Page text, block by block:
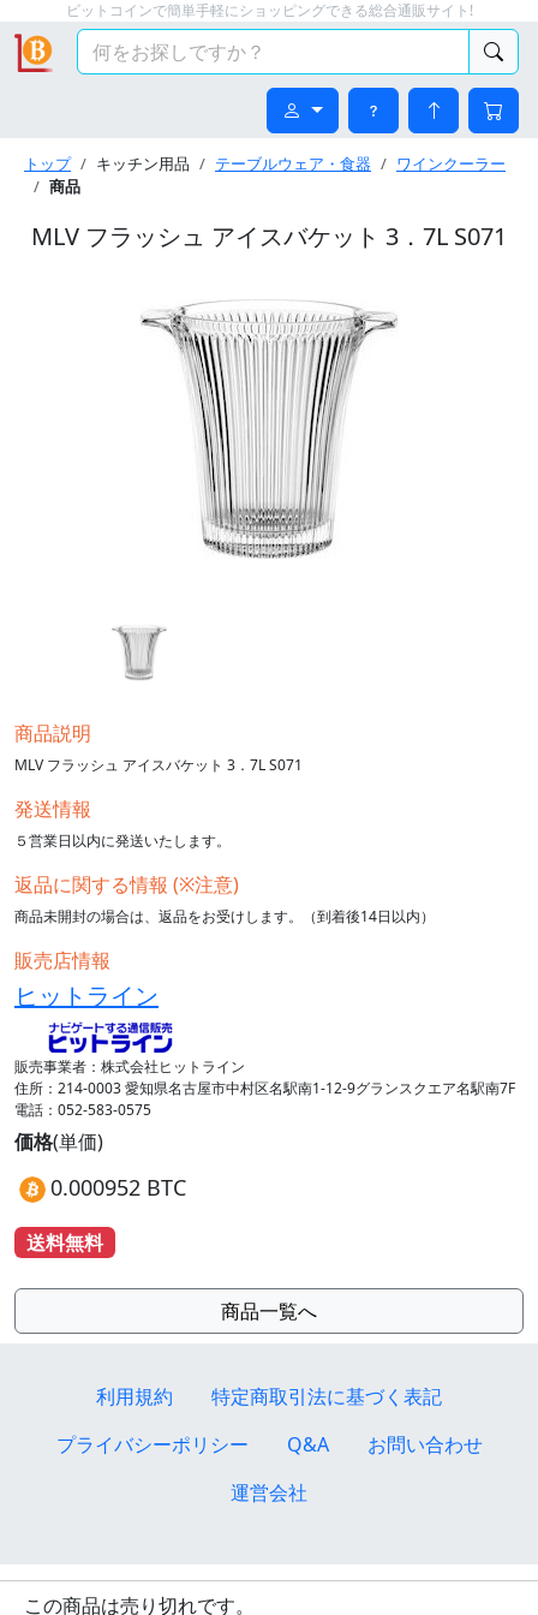
ビットコインで簡単手軽にショッピングできる総合通販サイト!
トップ キッチン用品 テーブルウェア・食器
ワインクーラー
商品
MLV フラッシュ アイスバケット 3．7L S071
商品説明
MLV フラッシュ アイスバケット 3．7L S071
発送情報
５営業日以内に発送いたします。
返品に関する情報 (※注意)
商品未開封の場合は、返品をお受けします。（到着後14日以内）
販売店情報
ヒットライン
販売事業者：株式会社ヒットライン
住所：214-0003 愛知県名古屋市中村区名駅南1-12-9グランスクエア名駅南7F
電話：052-583-0575
価格(単価)
0.000952 BTC
送料無料
商品一覧へ
この商品は売り切れです。
利用規約
特定商取引法に基づく表記
プライバシーポリシー
Q&A
お問い合わせ
運営会社